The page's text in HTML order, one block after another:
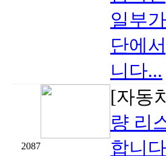
일부
단에
니다...
2087
[자동
량 리
합니